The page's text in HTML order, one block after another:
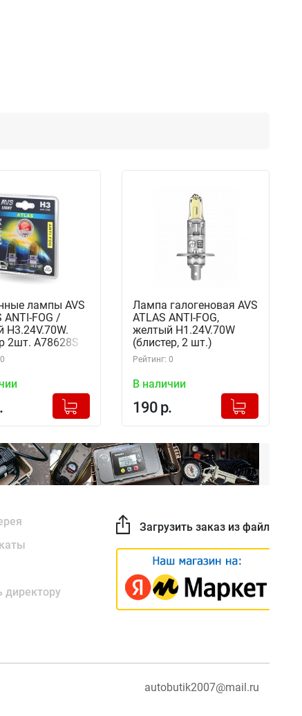
лампы AVS
ANTI-FOG /
H3.24V.70W.
2шт. A78628S
+
Добавлено в корзину
Лампа галогеновая AVS
ATLAS ANTI-FOG,
желтый H1.24V.70W
(блистер, 2 шт.)
Рейтинг: 0
В наличии
190 р.
+
Добавлено в корзину
директору
Загрузить заказ из файла
autobutik2007@mail.ru